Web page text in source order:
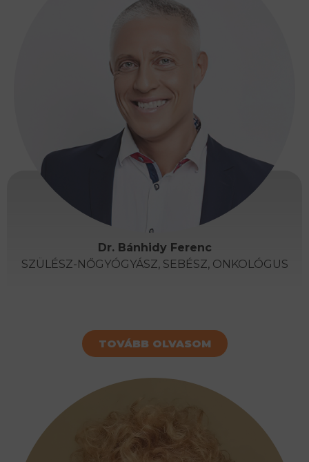
Dr. Bánhidy Ferenc
SZÜLÉSZ-NŐGYÓGYÁSZ, SEBÉSZ, ONKOLÓGUS
TOVÁBB OLVASOM